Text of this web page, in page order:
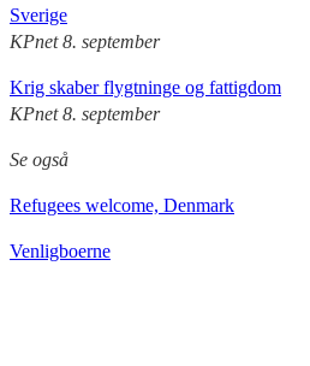
Sverige
KPnet 8. september
Krig skaber flygtninge og fattigdom
KPnet 8. september
Se også
Refugees welcome, Denmark
Venligboerne